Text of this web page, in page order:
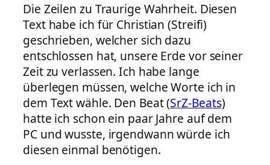
Die Zeilen zu Traurige Wahrheit. Diesen
Text habe ich für Christian (Streifi)
geschrieben, welcher sich dazu
entschlossen hat, unsere Erde vor seiner
Zeit zu verlassen. Ich habe lange
überlegen müssen, welche Worte ich in
dem Text wähle. Den Beat (SrZ-Beats)
hatte ich schon ein paar Jahre auf dem
PC und wusste, irgendwann würde ich
diesen einmal benötigen.